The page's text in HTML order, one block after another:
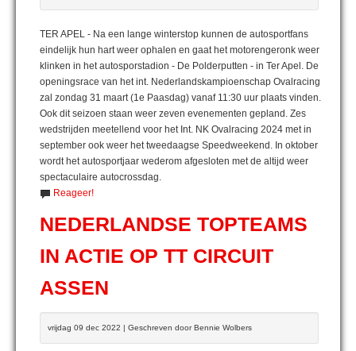
TER APEL - Na een lange winterstop kunnen de autosportfans
eindelijk hun hart weer ophalen en gaat het motorengeronk weer
klinken in het autosporstadion - De Polderputten - in Ter Apel. De
openingsrace van het int. Nederlandskampioenschap Ovalracing
zal zondag 31 maart (1e Paasdag) vanaf 11:30 uur plaats vinden.
Ook dit seizoen staan weer zeven evenementen gepland. Zes
wedstrijden meetellend voor het Int. NK Ovalracing 2024 met in
september ook weer het tweedaagse Speedweekend. In oktober
wordt het autosportjaar wederom afgesloten met de altijd weer
spectaculaire autocrossdag.
Reageer!
NEDERLANDSE TOPTEAMS
IN ACTIE OP TT CIRCUIT
ASSEN
vrijdag 09 dec 2022 | Geschreven door Bennie Wolbers